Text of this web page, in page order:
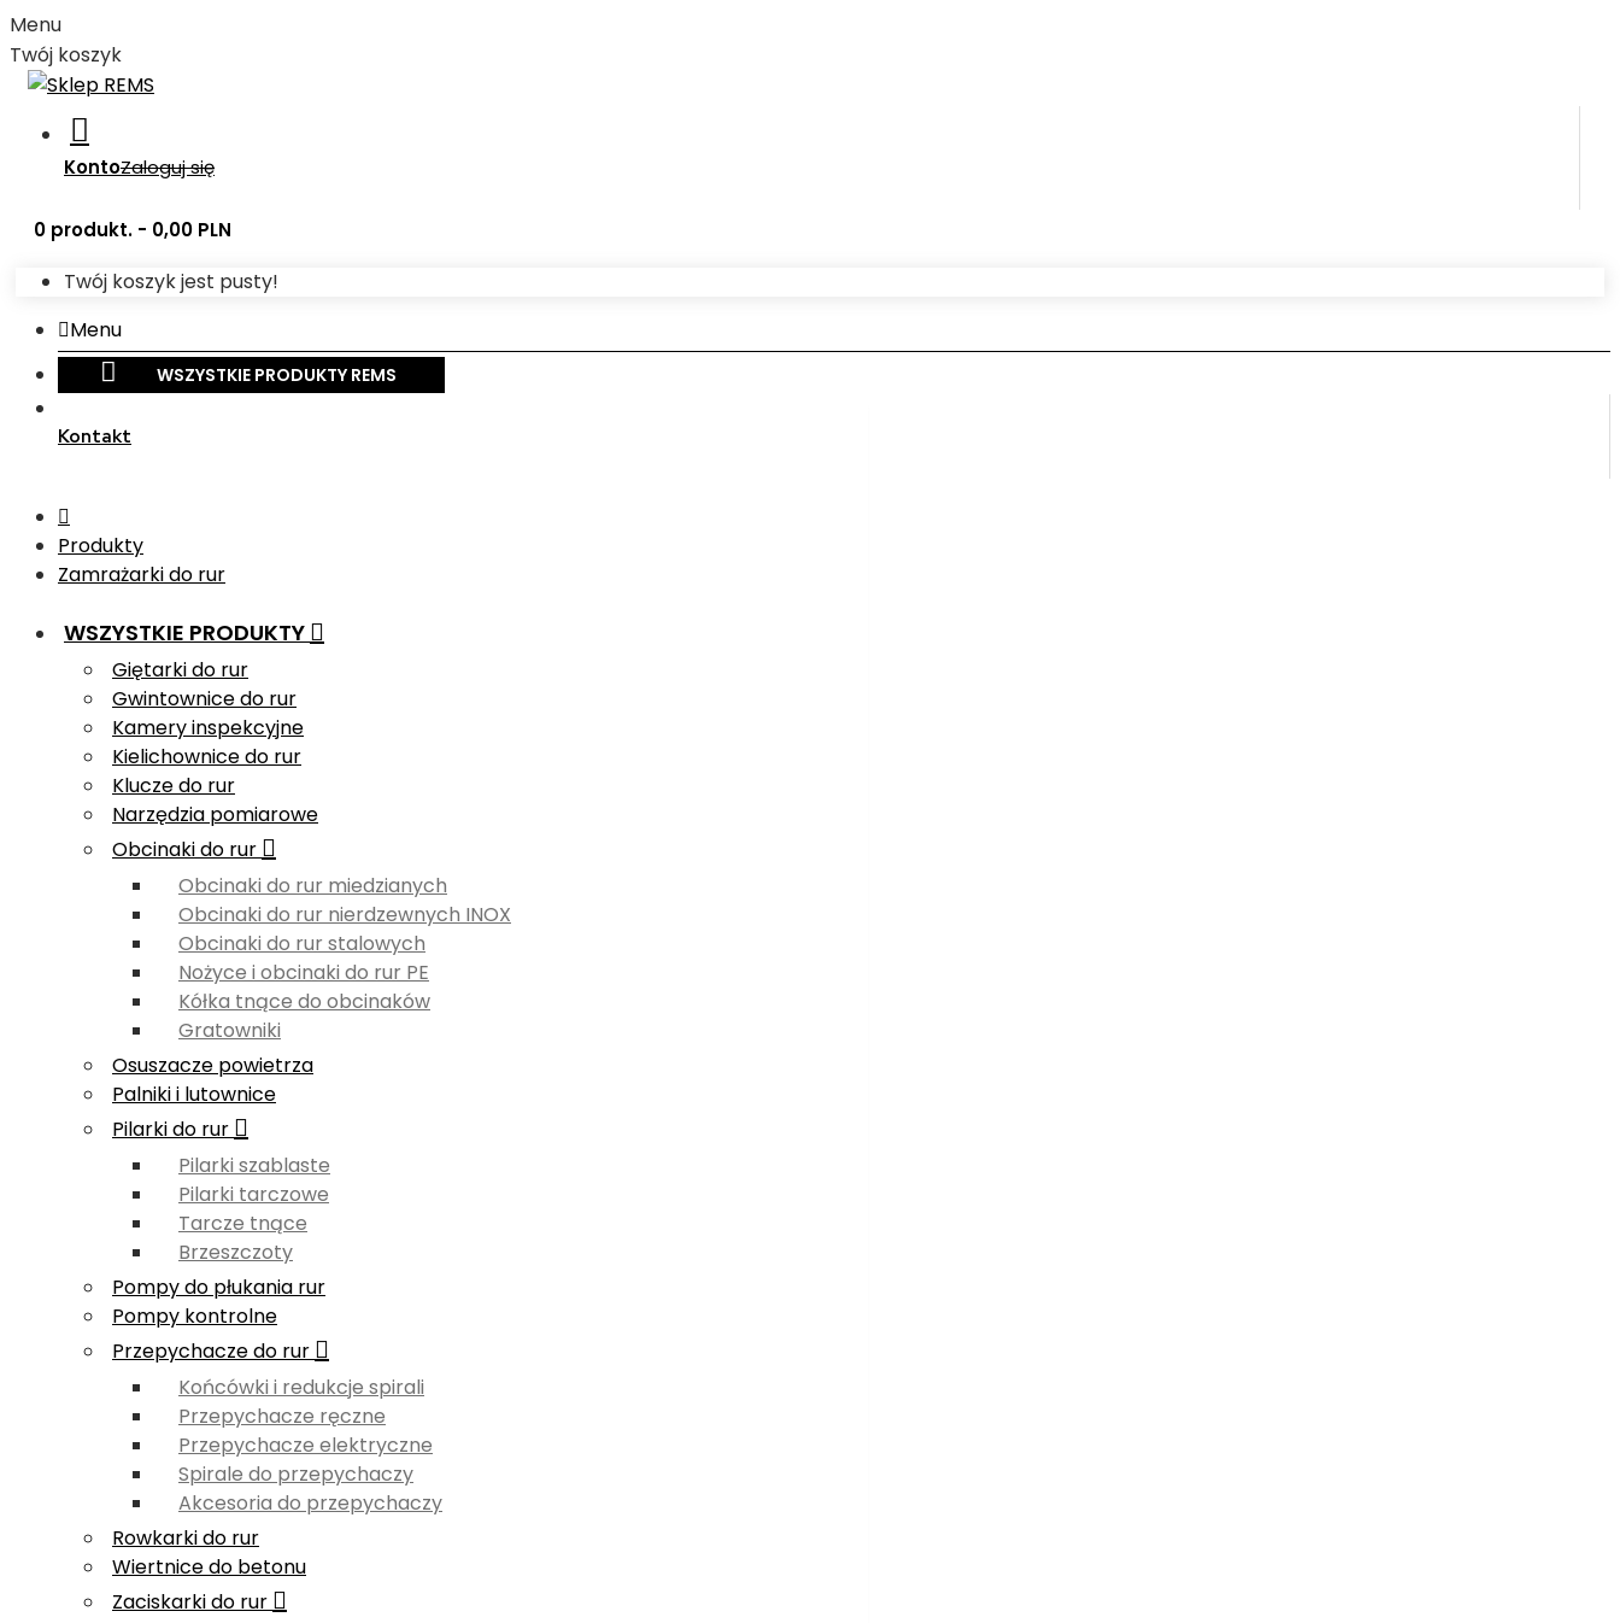
Menu
Twój koszyk
KontoZaloguj się
0 produkt. - 0,00 PLN
Twój koszyk jest pusty!
Menu
WSZYSTKIE PRODUKTY REMS
Kontakt
Produkty
Zamrażarki do rur
WSZYSTKIE PRODUKTY
Giętarki do rur
Gwintownice do rur
Kamery inspekcyjne
Kielichownice do rur
Klucze do rur
Narzędzia pomiarowe
Obcinaki do rur
Obcinaki do rur miedzianych
Obcinaki do rur nierdzewnych INOX
Obcinaki do rur stalowych
Nożyce i obcinaki do rur PE
Kółka tnące do obcinaków
Gratowniki
Osuszacze powietrza
Palniki i lutownice
Pilarki do rur
Pilarki szablaste
Pilarki tarczowe
Tarcze tnące
Brzeszczoty
Pompy do płukania rur
Pompy kontrolne
Przepychacze do rur
Końcówki i redukcje spirali
Przepychacze ręczne
Przepychacze elektryczne
Spirale do przepychaczy
Akcesoria do przepychaczy
Rowkarki do rur
Wiertnice do betonu
Zaciskarki do rur